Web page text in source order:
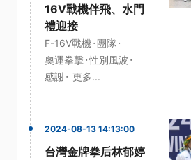
16V戰機伴飛、水門
禮迎接
F-16V戰機 ·團隊·
奧運拳擊 ·性別風波 ·
感謝· 更多...
2024-08-13 14:13:00
台灣金牌拳后林郁婷